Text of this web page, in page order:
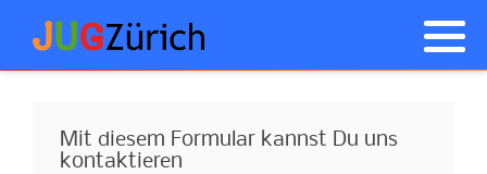
Mit diesem Formular kannst Du uns
kontaktieren
Geschichte von Joomla
JCE Tipps